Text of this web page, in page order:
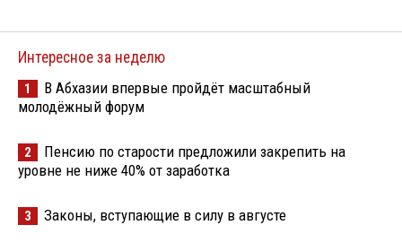
Интересное за неделю
1
В Абхазии впервые пройдёт масштабный
молодёжный форум
2
Пенсию по старости предложили закрепить на
уровне не ниже 40% от заработка
3 Законы, вступающие в силу в августе